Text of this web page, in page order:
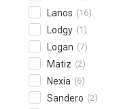
Lanos (16)
Lodgy (1)
Logan (7)
Matiz (2)
Nexia (6)
Sandero (2)